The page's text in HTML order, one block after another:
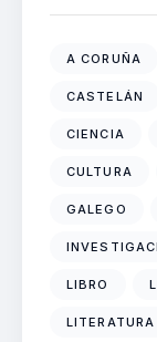
A CORUÑA
CASTELÁN
CIENCIA
CULTURA
GALEGO
LIBRO
LITERATURA